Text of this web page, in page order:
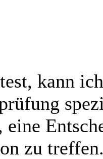
kann
zu